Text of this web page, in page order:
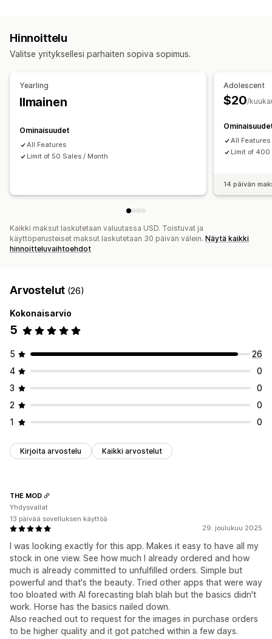
SKU-koodit Varaston täydentäminen
Tuonti ja vienti Skannerit Varaston suunnittelut
Tilausten hallinta
Ennakkotilaukset
Ilmoitukset ja analytiikka
Ilmoitukset loppumassa olevista tuotteista
Loppunut varastosta -ilmoitukset
Mukautetut raportit Tiedot Sähköposti-ilmoitukset
Analytiikka
Reaaliaikainen
Reaaliaikainen tila
Hinnoittelu
Valitse yrityksellesi parhaiten sopiva sopimus.
Yearling
Ilmainen
Ominaisuudet
All Features
Limit of 50 Sales / Month
Adolescent
$20/
All Features
Limit of
14 päivän
Kaikki maksut laskutetaan valuutassa USD. Toistuvat ja
käyttöperusteiset maksut laskutetaan 30 päivän välein. Näytä kaikki
hinnoitteluvaihtoehdot
Arvostelut (26)
Kokonaisarvio
5
5
26
4
0
3
0
2
0
1
0
Kirjoita arvostelu Kaikki arvostelut
29. joulukuu 2025
I was looking exactly for this app. Makes it easy to have all my
stock in one view. See how much I already ordered and how
much is already committed to unfulfilled orders. Simple but
powerful and that's the beauty. Tried other apps that were way
too bloated with AI forecasting blah blah but the basics didn't
work. Horse has the basics nailed down.
Also reached out to request for the images in purchase orders
to be higher quality and it got patched within a few days.
THE MOD
Yhdysvallat
13 päivää sovelluksen käyttöä